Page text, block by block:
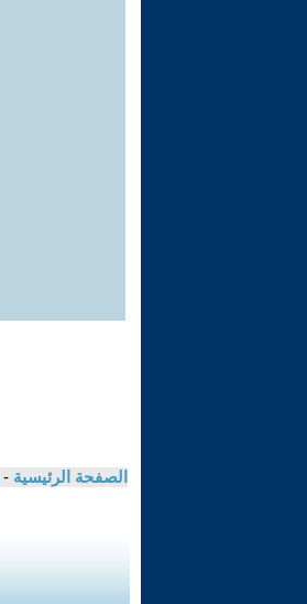
الصفحة الرئيسية -